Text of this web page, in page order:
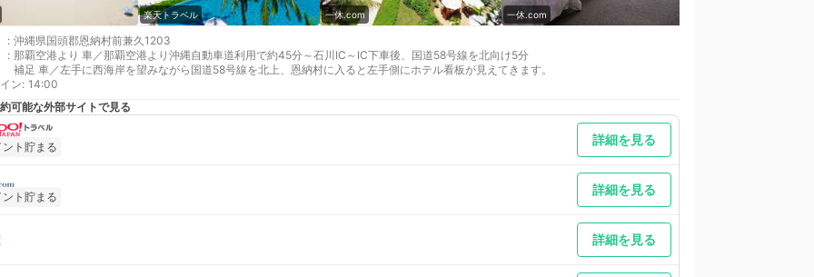
楽天トラベル 一休.com 一休.com
: 沖縄県国頭郡恩納村前兼久1203
: 那覇空港より 車／那覇空港より沖縄自動車道利用で約45分～石川IC～IC下車後、国道58号線を北向け5分
補足 車／左手に西海岸を望みながら国道58号線を北上、恩納村に入ると左手側にホテル看板が見えてきます。
ン: 14:00
可能な外部サイトで見る
ント貯まる 詳細を見る
ント貯まる 詳細を見る
詳細を見る